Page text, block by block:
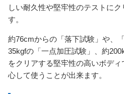
しい耐久性や堅牢性のテストに
す。
約76cmからの「落下試験」や、
35kgfの「一点加圧試験」、約
をクリアする堅牢性の高いボデ
心して使うことが出来ます。